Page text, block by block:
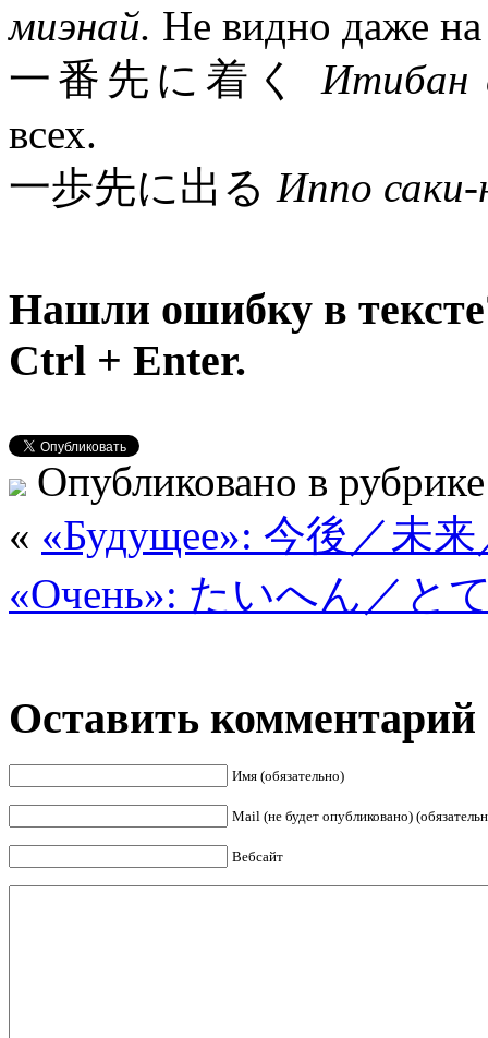
миэнай. Не видно даже на
一番先に着くИтибан
всех.
一歩先に出る Иппо саки-
Нашли ошибку в
Ctrl + Enter.
Опубликовано в
« «Будущее»: 今後／未
«Очень»: たいへん／と
Оставить комментарий
Имя (обязательно)
Mail (не будет опубликовано)
Вебсайт